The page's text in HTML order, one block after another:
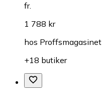
fr.
1 788 kr
hos Proffsmagasinet
+18 butiker